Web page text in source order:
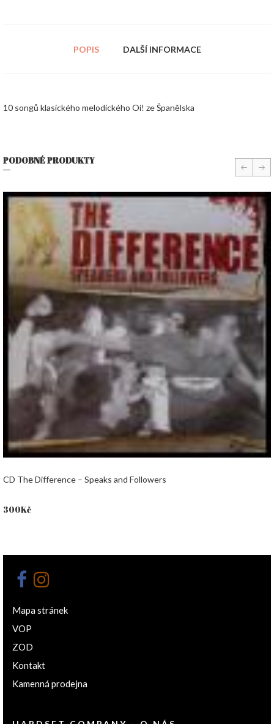
POPIS DALŠÍ INFORMACE
10 songů klasického melodického Oi! ze Španělska
PODOBNÉ PRODUKTY
CD The Difference – Speaks and Followers
300Kč
prev
Mapa stránek
VOP
ZOD
Kontakt
Kamenná prodejna